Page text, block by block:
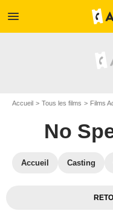
menu
Accueil Tous les films Films
No
Accueil Casting